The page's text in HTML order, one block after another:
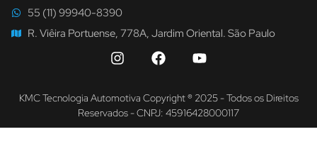
55 (11) 99940-8390
R. Viêira Portuense, 778A, Jardim Oriental. São Paulo
KMC Tecnologia Automotiva Copyright ® 2025 - Todos os Direitos
Reservados - CNPJ: 45916428000117